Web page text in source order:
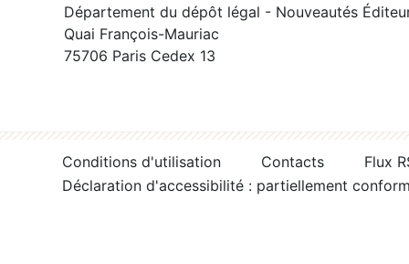
Département du dépôt légal - Nouveautés
Quai François-Mauriac
75706 Paris Cedex 13
Conditions d'utilisation Contacts
Flux
Déclaration d'accessibilité : partiellement